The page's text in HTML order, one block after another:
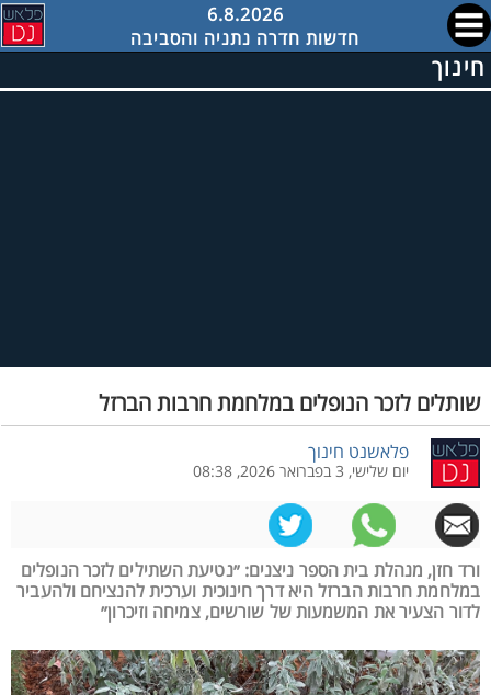
6.8.2026
חדשות חדרה נתניה והסביבה
חינוך
שותלים לזכר הנופלים במלחמת חרבות הברזל
פלאשנט חינוך
יום שלישי, 3 בפברואר 2026, 08:38
ורד חזן, מנהלת בית הספר ניצנים: ״נטיעת השתילים לזכר הנופלים
במלחמת חרבות הברזל היא דרך חינוכית וערכית להנציחם ולהעביר
לדור הצעיר את המשמעות של שורשים, צמיחה וזיכרון״